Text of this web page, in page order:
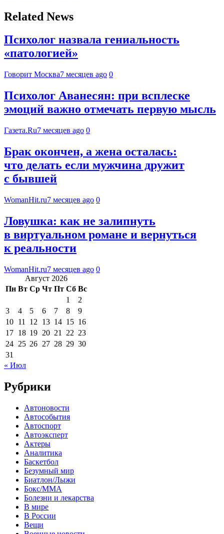
Related News
Психолог назвала гениальность
«патологией»
Говорит Москва7 месяцев ago 0
Психолог Аванесян: при всплеске
эмоций важно отмечать первую мысль
Газета.Ru7 месяцев ago 0
Брак окончен, а жена осталась:
что делать если мужчина дружит
с бывшей
WomanHit.ru7 месяцев ago 0
Ловушка: как не залипнуть
в виртуальном романе и вернуться
к реальности
WomanHit.ru7 месяцев ago 0
Август 2026
Пн Вт Ср Чт Пт Сб Вс
1
2
3
4 5 6 7 8
9
10 11 12 13 14 15 16
17 18 19 20 21 22 23
24 25 26 27 28 29 30
31
« Июл
Рубрики
Автоновости
Автособытия
Автоспорт
Автоэксперт
Актеры
Аналитика
Баскетбол
Безумный мир
Биатлон/Лыжи
Бокс/MMA
Болезни и лекарства
В мире
В России
Вещи